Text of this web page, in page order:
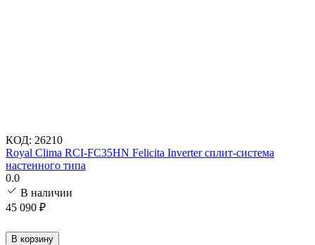
КОД: 26210
Royal Clima RCI-FC35HN Felicita Inverter сплит-система
настенного типа
0.0
В наличии
45 090 ₽
В корзину